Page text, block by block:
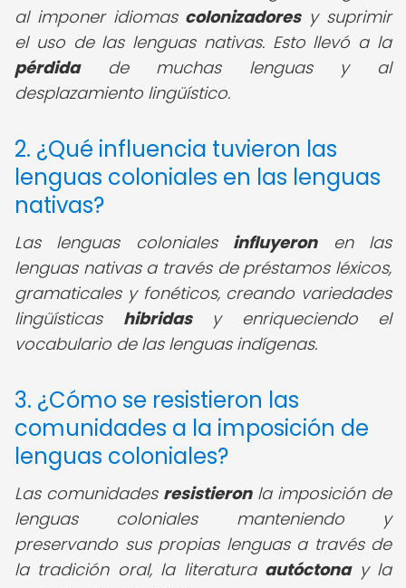
al imponer idiomas colonizadoresy suprimir
el uso de las lenguas nativas. Esto llevó a la
pérdidade muchas lenguas y al
desplazamiento lingüístico.
2. ¿Qué influencia tuvieron las
lenguas coloniales en las lenguas
nativas?
Las lenguas coloniales influyeronen las
lenguas nativas a través de préstamos léxicos,
gramaticales y fonéticos, creando variedades
lingüísticas hibridasy enriqueciendo el
vocabulario de las lenguas indígenas.
3. ¿Cómo se resistieron las
comunidades a la imposición de
lenguas coloniales?
Las comunidades resistieronla imposición de
lenguas coloniales manteniendo y
preservando sus propias lenguas a través de
la tradición oral, la literatura autóctonay la